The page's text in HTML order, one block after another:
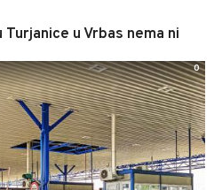
Turjanice u Vrbas nema ni
0